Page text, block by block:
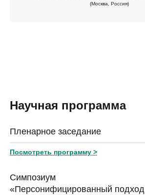
(Москва, Россия)
Научная программа
Пленарное заседание
Посмотреть программу >
Симпозиум
«Персонифицированный подход